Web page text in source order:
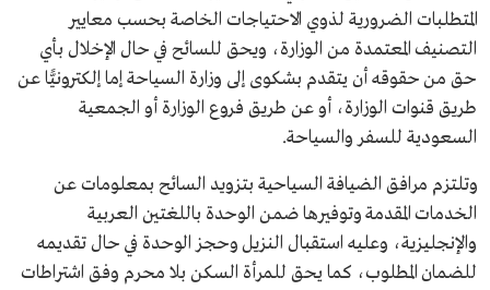
المتطلبات الضرورية لذوي الاحتياجات الخاصة بحسب معايير
التصنيف المعتمدة من الوزارة، ويحق للسائح في حال الإخلال بأي
حق من حقوقه أن يتقدم بشكوى إلى وزارة السياحة إما إلكترونيًّا عن
طريق قنوات الوزارة، أو عن طريق فروع الوزارة أو الجمعية
السعودية للسفر والسياحة.
وتلتزم مرافق الضيافة السياحية بتزويد السائح بمعلومات عن
الخدمات المقدمة وتوفيرها ضمن الوحدة باللغتين العربية
والإنجليزية، وعليه استقبال النزيل وحجز الوحدة في حال تقديمه
للضمان المطلوب، كما يحق للمرأة السكن بلا محرم وفق اشتراطات